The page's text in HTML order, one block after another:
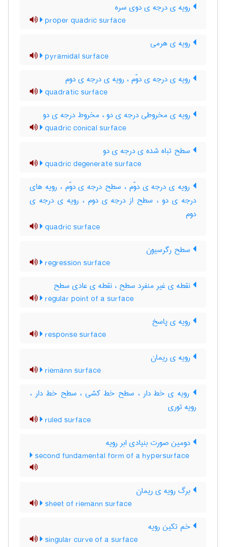
رویه ی درجه ی دوی سره
proper quadric surface
رویه ی هرمی
pyramidal surface
رویه ی درجه ی دوّم ، رویه ی درجه ی دوم
quadratic surface
رویه ی مخروطی درجه ی دو ، مخروط درجه ی دو
quadric conical surface
سطح تباه شده ی درجه ی دو
quadric degenerate surface
رویه ی درجه ی دوّم ، سطح درجه ی دوّم ، رویه های
درجه ی دو ، سطح از درجه ی دوم ، رویه ی درجه ی
دوم
quadric surface
سطح رگرسیون
regression surface
نقطه ی غیر منفرد سطح ، نقطه ی عادی سطح
regular point of a surface
رویه ی پاسخ
response surface
رویه ی ریمان
riemann surface
رویه ی خط دار ، سطح خط کشی ، سطح خط دار ،
رویه توری
ruled surface
دومین صورت بنیادی ابر رویه
second fundamental form of a hypersurface
برگ رویه ی ریمان
sheet of riemann surface
خم تکین رویه
singular curve of a surface